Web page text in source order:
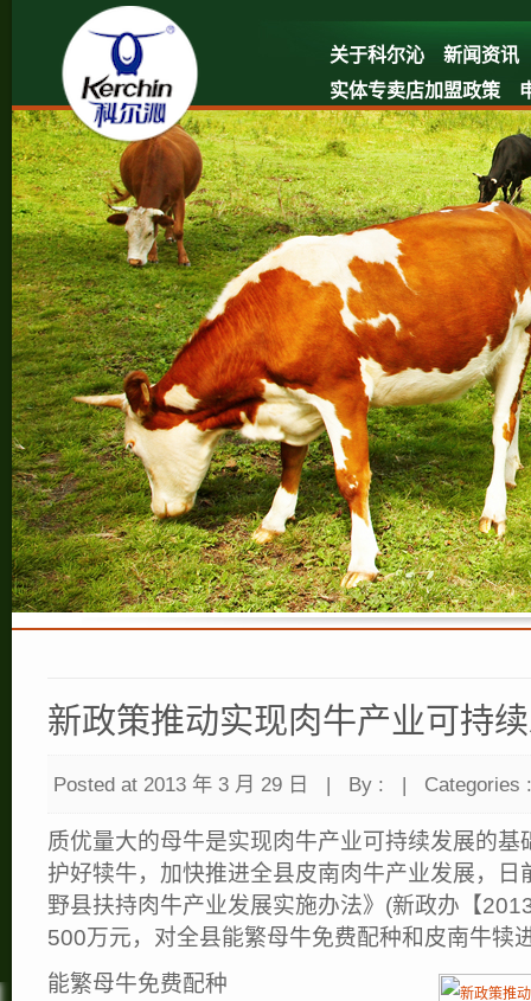
关于科尔沁
新闻资讯
实体专卖店加盟政策
新政策推动实现肉牛产业可持
Posted at 2013 年 3 月 29 日 | By : | Categories
质优量大的母牛是实现肉牛产业可持续发展的
护好犊牛，加快推进全县皮南肉牛产业发展，
野县扶持肉牛产业发展实施办法》(新政办【
500万元，对全县能繁母牛免费配种和皮南牛犊
能繁母牛免费配种